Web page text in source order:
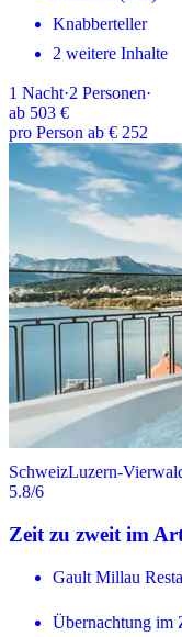
Knabberteller
2 weitere Inhalte
1 Nacht·2 Personen·
ab 503 €
pro Person ab € 252
SchweizLuzern-
5.8/6
Zeit zu zweit im
Gault Millau
Übernachtung im